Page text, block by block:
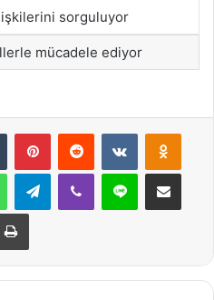
sorguluyor
mücadele ediyor
Tumblr PinterestReddit VKontakte
WhatsAppTelegramViber Line E-Posta ile
Yazdır